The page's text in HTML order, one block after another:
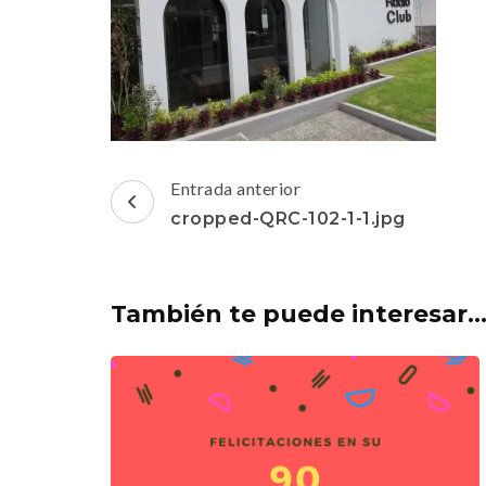
Navegación
de
Entrada anterior
cropped-QRC-102-1-1.jpg
También te puede interesar...